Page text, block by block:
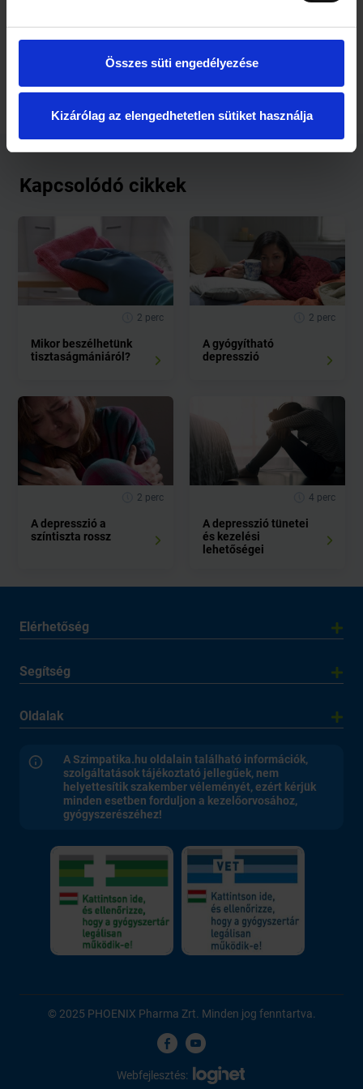
Összes süti engedélyezése
Kizárólag az elengedhetetlen sütiket használja
emberi szervezetben, ezért nincs olyan gyógyszer ellene,
érdemes tehát azzal támadni az orvosra: nekem pont ez a
Kapcsolódó cikkek
2 perc
Mikor beszélhetünk
tisztaságmániáról?
2 perc
A gyógyítható
depresszió
2 perc
A depresszió a
színtiszta rossz
4 perc
A depresszió tünetei
és kezelési
lehetőségei
Elérhetőség
Segítség
Oldalak
A Szimpatika.hu oldalain található információk,
szolgáltatások tájékoztató jellegűek, nem
helyettesítik szakember véleményét, ezért kérjük
minden esetben forduljon a kezelőorvosához,
gyógyszerészéhez!
© 2025 PHOENIX Pharma Zrt. Minden jog fenntartva.
Webfejlesztés: